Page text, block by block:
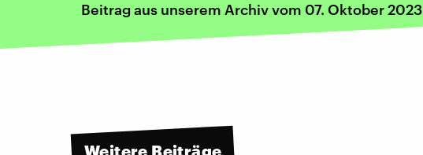
Beitrag aus unserem Archiv vom 07. Oktober 2023
Weitere Beiträge